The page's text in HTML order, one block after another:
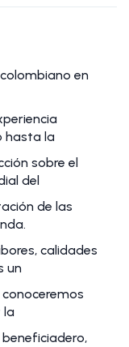
en
hasta la
sobre el
del
de las
calidades
un
la